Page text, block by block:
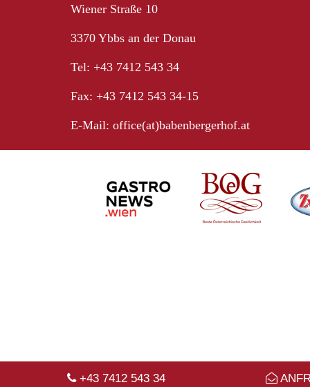
+43 7412 543 34
Wiener Straße 10
3370 Ybbs an der Donau
Tel: +43 7412 543 34
Fax: +43 7412 543 34-15
E-Mail: office(at)babenbergerhof.at